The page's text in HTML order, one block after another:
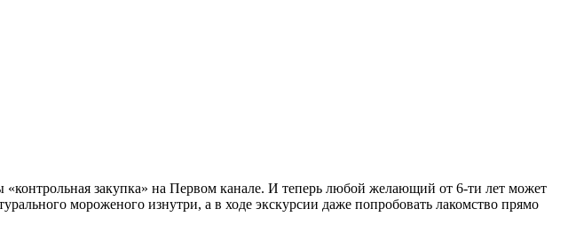
закупка» на Первом канале. И теперь любой желающий от 6-ти лет может
мороженого изнутри, а в ходе экскурсии даже попробовать лакомство прямо